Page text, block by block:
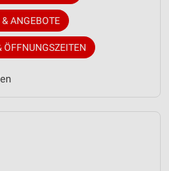
ANGEBOTE
ÖFFNUNGSZEITEN